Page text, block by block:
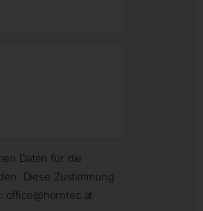
Daten für die
Diese Zustimmung
office@horntec.at